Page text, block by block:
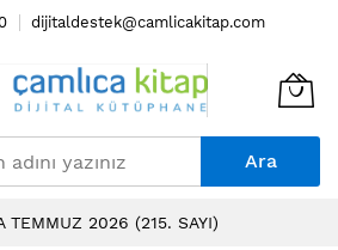
dijitaldestek@camlicakitap.com
Ara
TEMMUZ 2026 (215. SAYI)